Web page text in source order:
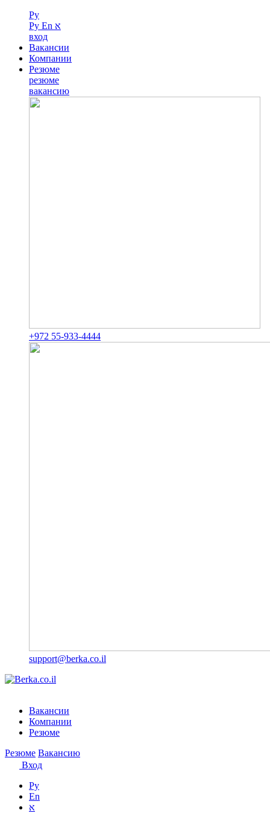
Ру
Ру En א
вход
Вакансии
Компании
Резюме
резюме
вакансию
+972 55-933-4444
support@berka.co.il
Вакансии
Компании
Резюме
Резюме Вакансию
Вход
Ру
En
א